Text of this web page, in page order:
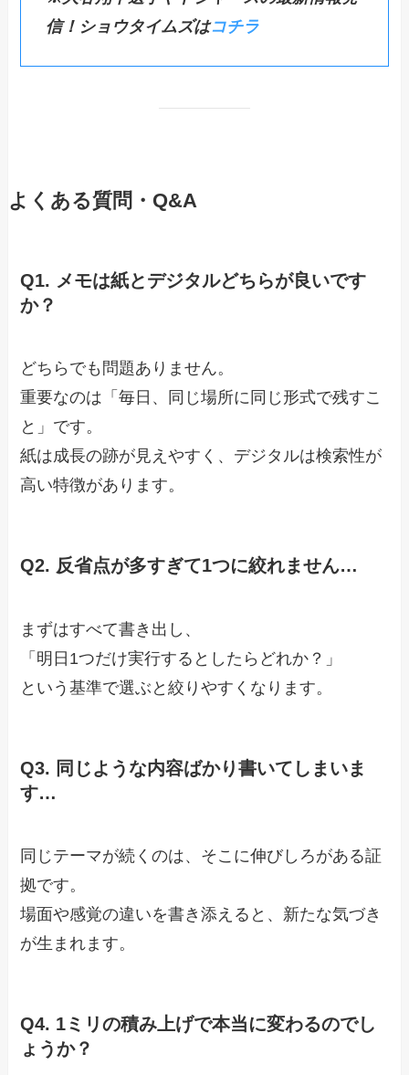
信！ショウタイムズはコチラ
よくある質問・Q&A
Q1. メモは紙とデジタルどちらが良いです
か？
どちらでも問題ありません。
重要なのは「毎日、同じ場所に同じ形式で残すこ
と」です。
紙は成長の跡が見えやすく、デジタルは検索性が
高い特徴があります。
Q2. 反省点が多すぎて1つに絞れません…
まずはすべて書き出し、
「明日1つだけ実行するとしたらどれか？」
という基準で選ぶと絞りやすくなります。
Q3. 同じような内容ばかり書いてしまいま
す…
同じテーマが続くのは、そこに伸びしろがある証
拠です。
場面や感覚の違いを書き添えると、新たな気づき
が生まれます。
Q4. 1ミリの積み上げで本当に変わるのでし
ょうか？